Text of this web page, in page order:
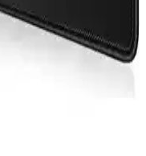
tasarımıyla
sistem stabilitesini artırır.
Kullanım